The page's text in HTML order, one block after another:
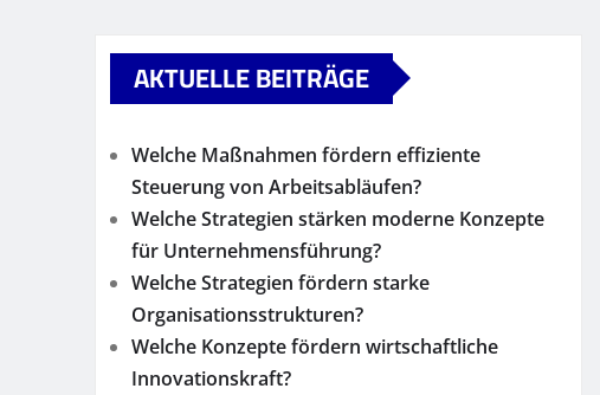
AKTUELLE BEITRÄGE
Welche Maßnahmen fördern effiziente
Steuerung von Arbeitsabläufen?
Welche Strategien stärken moderne Konzepte
für Unternehmensführung?
Welche Strategien fördern starke
Organisationsstrukturen?
Welche Konzepte fördern wirtschaftliche
Innovationskraft?